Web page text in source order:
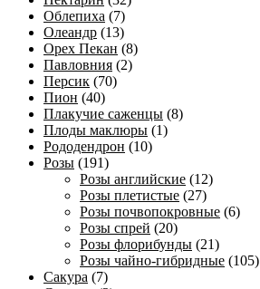
Облепиха (7)
Олеандр (13)
Орех Пекан (8)
Павловния (2)
Персик (70)
Пион (40)
Плакучие саженцы (8)
Плоды маклюры (1)
Рододендрон (10)
Розы (191)
Розы английские (12)
Розы плетистые (27)
Розы почвопокровные (6)
Розы спрей (20)
Розы флорибунды (21)
Розы чайно-гибридные (105)
Сакура (7)